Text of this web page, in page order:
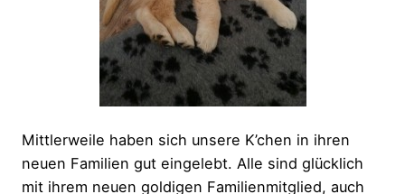
Mittlerweile haben sich unsere K’chen in ihren
neuen Familien gut eingelebt. Alle sind glücklich
mit ihrem neuen goldigen Familienmitglied, auch